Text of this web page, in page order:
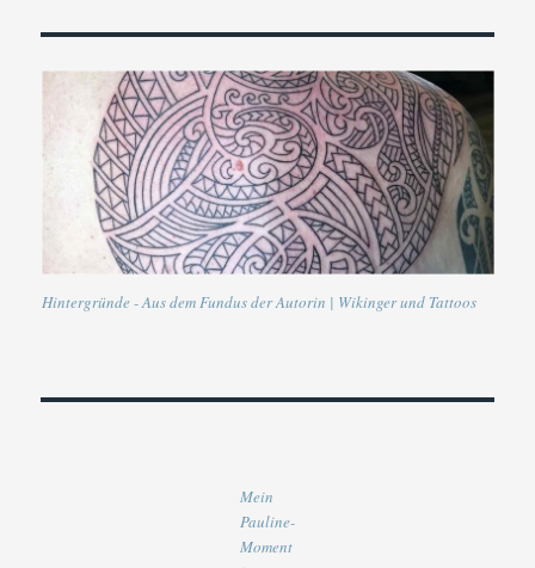
Hintergründe - Aus dem Fundus der Autorin | Wikinger und Tattoos
Mein
Pauline-
Moment